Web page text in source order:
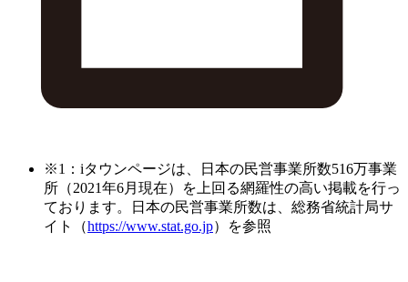
※1：iタウンページは、日本の民営事業所数516万事業
所（2021年6月現在）を上回る網羅性の高い掲載を行っ
ております。日本の民営事業所数は、総務省統計局サ
イト（https://www.stat.go.jp）を参照